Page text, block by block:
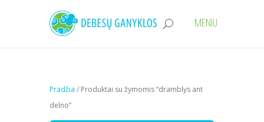
Pradžia / Produktai su žymomis “dramblys ant
delno”